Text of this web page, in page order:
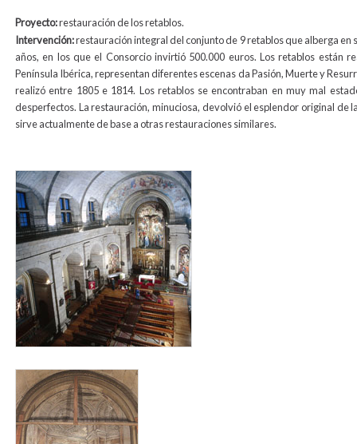
Proyecto:restauración de los retablos.
Intervención:restauración integral del conjunto de 9 retablos que alberga
años, en los que el Consorcio invirtió 500.000 euros. Los retablos están
Península Ibérica, representan diferentes escenas da Pasión, Muerte y
realizó entre 1805 e 1814. Los retablos se encontraban en muy mal
desperfectos. La restauración, minuciosa, devolvió el esplendor original de
sirve actualmente de base a otras restauraciones similares.
animas_int1_media.jpg
animas_antes_para_web.jpg